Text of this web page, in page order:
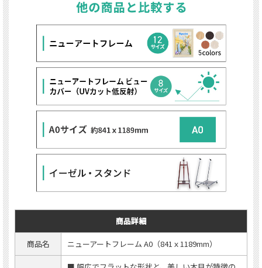
商品詳細
商品名 ニューアートフレーム A0（841ｘ1189mm）